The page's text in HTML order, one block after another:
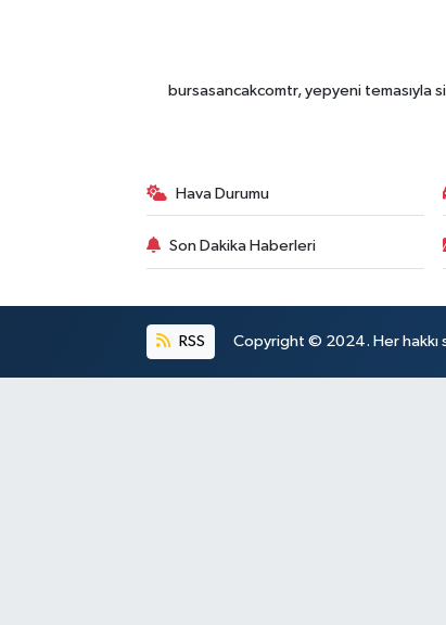
bursasancakcomtr, yepyeni temasıyla
Hava Durumu
Son Dakika Haberleri
RSS Copyright © 2024. Her hakkı